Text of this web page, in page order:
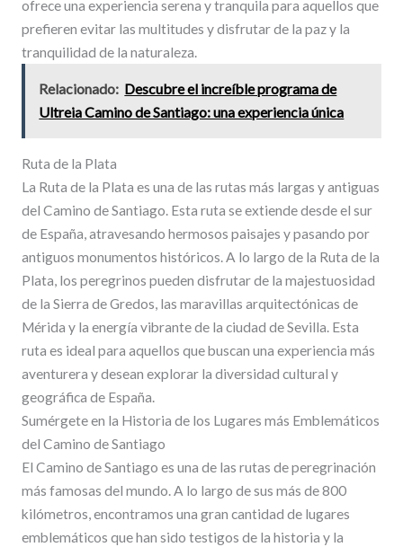
ofrece una experiencia serena y tranquila para aquellos que
prefieren evitar las multitudes y disfrutar de la paz y la
tranquilidad de la naturaleza.
Relacionado: Descubre el increíble programa de
Ultreia Camino de Santiago: una experiencia única
Ruta de la Plata
La Ruta de la Plata es una de las rutas más largas y antiguas
del Camino de Santiago. Esta ruta se extiende desde el sur
de España, atravesando hermosos paisajes y pasando por
antiguos monumentos históricos. A lo largo de la Ruta de la
Plata, los peregrinos pueden disfrutar de la majestuosidad
de la Sierra de Gredos, las maravillas arquitectónicas de
Mérida y la energía vibrante de la ciudad de Sevilla. Esta
ruta es ideal para aquellos que buscan una experiencia más
aventurera y desean explorar la diversidad cultural y
geográfica de España.
Sumérgete en la Historia de los Lugares más Emblemáticos
del Camino de Santiago
El Camino de Santiago es una de las rutas de peregrinación
más famosas del mundo. A lo largo de sus más de 800
kilómetros, encontramos una gran cantidad de lugares
emblemáticos que han sido testigos de la historia y la